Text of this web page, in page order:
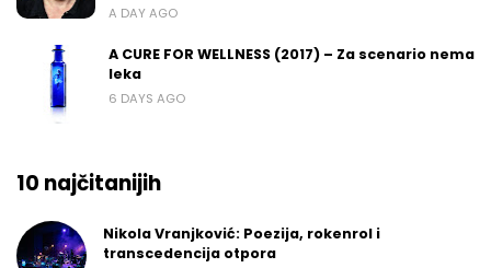
A DAY AGO
A CURE FOR WELLNESS (2017) – Za scenario nema
leka
6 DAYS AGO
10 najčitanijih
Nikola Vranjković: Poezija, rokenrol i
transcedencija otpora